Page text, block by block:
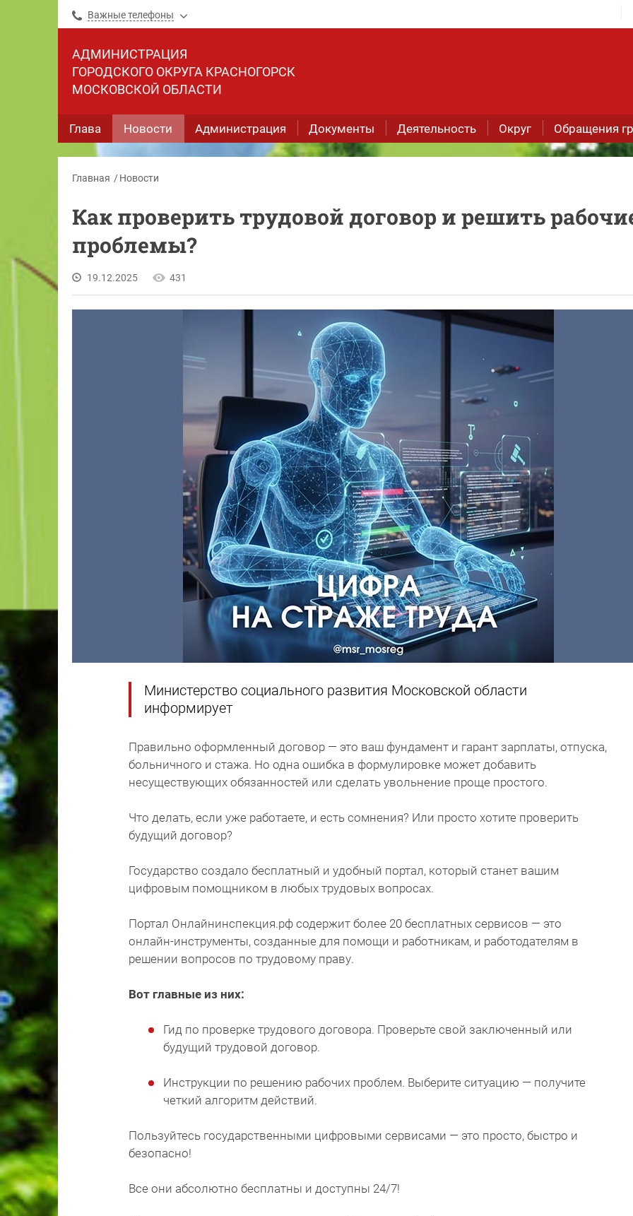
Важные телефоны
АДМИНИСТРАЦИЯ
ГОРОДСКОГО ОКРУГА КРАСНОГОРСК
МОСКОВСКОЙ ОБЛАСТИ
Глава Новости Администрация Документы Деятельность Округ Обращения
Главная Новости
Как проверить трудовой договор и решить
проблемы?
19.12.2025 431
Министерство социального развития Московской области
информирует
Правильно оформленный договор — это ваш фундамент и гарант зарплаты, отпуска,
больничного и стажа. Но одна ошибка в формулировке может добавить
несуществующих обязанностей или сделать увольнение проще простого.
Что делать, если уже работаете, и есть сомнения? Или просто хотите проверить
будущий договор?
Государство создало бесплатный и удобный портал, который станет вашим
цифровым помощником в любых трудовых вопросах.
Портал Онлайнинспекция.рф содержит более 20 бесплатных сервисов — это
онлайн-инструменты, созданные для помощи и работникам, и работодателям в
решении вопросов по трудовому праву.
Вот главные из них:
Гид по проверке трудового договора. Проверьте свой заключенный или
будущий трудовой договор.
Инструкции по решению рабочих проблем. Выберите ситуацию — получите
четкий алгоритм действий.
Пользуйтесь государственными цифровыми сервисами — это просто, быстро и
безопасно!
Все они абсолютно бесплатны и доступны 24/7!